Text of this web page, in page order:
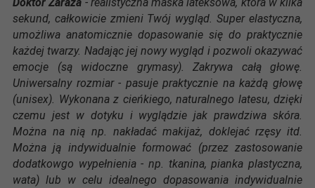
sekund, całkowicie zmieni Twój wygląd. Super elastyczna,
umożliwa anatomicznie dopasowanie się do praktycznie
każdej twarzy. Nadając jej nowy wygląd i pozwoli okazywać
emocje (są widoczne grymasy). Zakrywa całą głowę.
Uniwersalny rozmiar - pasuje praktycznie na każdą głowę
(unisex). Wykonana z cieńkiego, naturalnego latesu, dzięki
czemu jest w dotyku i wyglądzie jak prawdziwa skóra.
Można na nią np. nakładać makijaż, doklejać rzęsy itd.
Można ją indywidualnie formować (przez zastosowanie
dodatkowgo wypełnienia - np. tkanina, pianka plastyczna,
wata) lub w celu idealnego dopasowania indywidualnie